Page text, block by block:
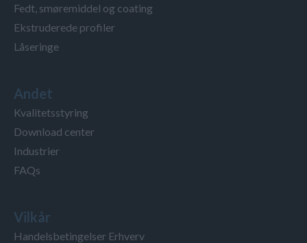
Fedt, smøremiddel og coating
Ekstruderede profiler
Låseringe
Andet
Kvalitetsstyring
Download center
Industrier
FAQs
Vilkår
Handelsbetingelser Erhverv